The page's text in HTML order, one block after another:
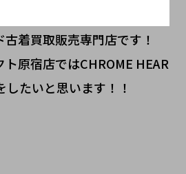
着買取販売専門店です！
原宿店ではCHROME HEAR
したいと思います！！